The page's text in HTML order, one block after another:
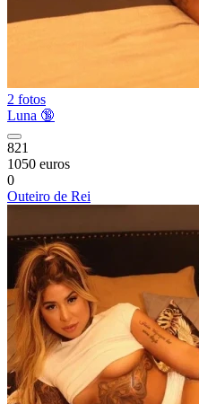
2 fotos
Luna 🔞
821
1050 euros
0
Outeiro de Rei